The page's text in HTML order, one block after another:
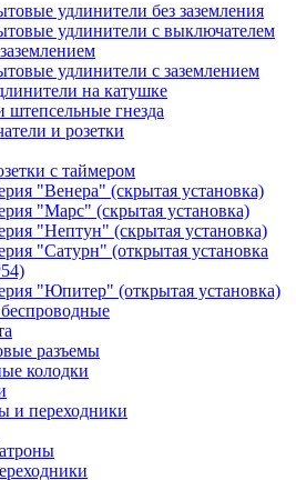
удлинители без заземления
удлинители с выключателем
удлинители с заземлением
на катушке
штепсельные гнезда
и розетки
с таймером
"Венера" (скрытая установка)
"Марс" (скрытая установка)
"Нептун" (скрытая установка)
"Сатурн" (открытая установка
"Юпитер" (открытая установка)
разъемы
колодки
и переходники